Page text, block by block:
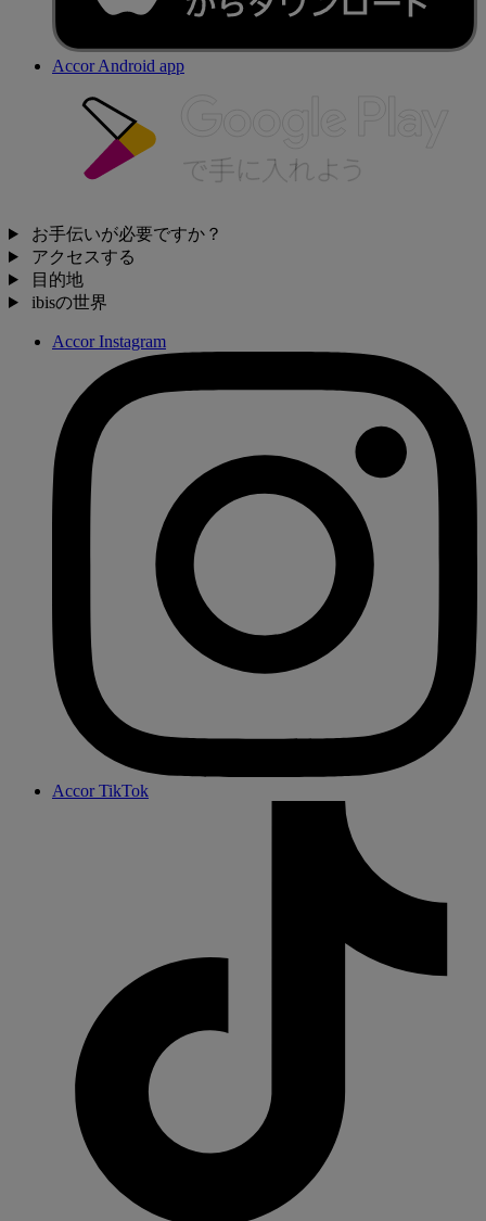
Accor Android app
お手伝いが必要ですか？
アクセスする
目的地
ibisの世界
Accor Instagram
Accor TikTok